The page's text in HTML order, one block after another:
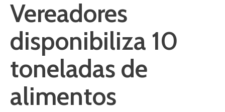
Vereadores
disponibiliza 10
toneladas de
alimentos